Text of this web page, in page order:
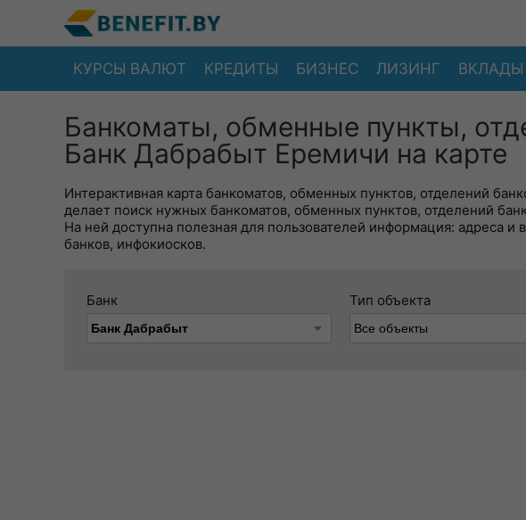
КУРСЫ ВАЛЮТ КРЕДИТЫ БИЗНЕС ЛИЗИНГ ВКЛАДЫ
Банкоматы, обменные пункты,
Банк Дабрабыт Еремичи на карте
Интерактивная карта банкоматов, обменных пунктов, отделений
делает поиск нужных банкоматов, обменных пунктов, отделений
На ней доступна полезная для пользователей информация: адреса
банков, инфокиосков.
Банк Тип объекта